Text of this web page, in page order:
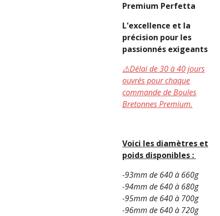
Premium Perfetta
L'excellence et la
précision pour les
passionnés exigeants
⚠️Délai de 30 à 40 jours
ouvrés pour chaque
commande de Boules
Bretonnes Premium.
Voici les diamètres et
poids disponibles :
-93mm de 640 à 660g
-94mm de 640 à 680g
-95mm de 640 à 700g
-96mm de 640 à 720g